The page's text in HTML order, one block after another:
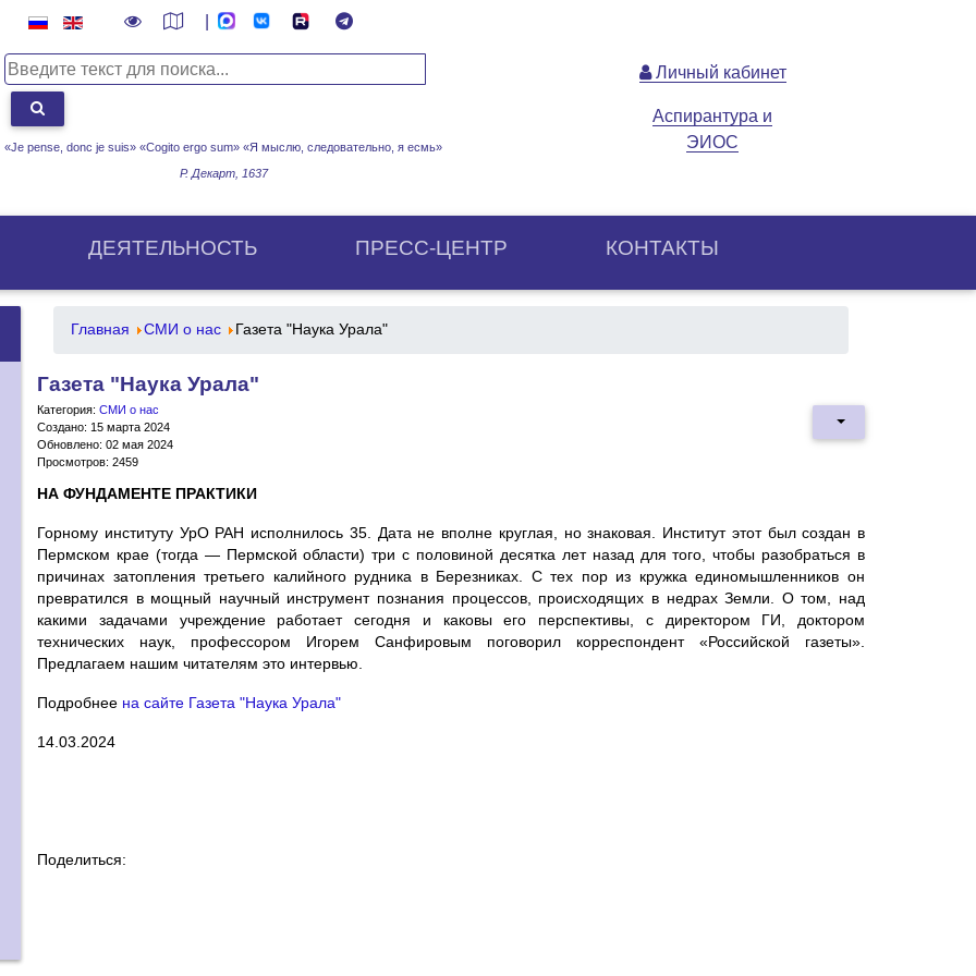
«Je pense, donc je suis» «Cogito ergo sum» «Я мыслю, следовательно, я есмь»
Р. Декарт, 1637
Личный кабинет
Аспирантура и
ЭИОС
ДЕЯТЕЛЬНОСТЬ ПРЕСС-ЦЕНТР КОНТАКТЫ
Главная СМИ о нас Газета "Наука Урала"
Газета "Наука Урала"
Категория: СМИ о нас
Создано: 15 марта 2024
Обновлено: 02 мая 2024
Просмотров: 2459
НА ФУНДАМЕНТЕ ПРАКТИКИ
Горному институту УрО РАН исполнилось 35. Дата не вполне круглая, но знаковая. Институт этот был создан в
Пермском крае (тогда — Пермской области) три с половиной десятка лет назад для того, чтобы разобраться в
причинах затопления третьего калийного рудника в Березниках. С тех пор из кружка единомышленников он
превратился в мощный научный инструмент познания процессов, происходящих в недрах Земли. О том, над
какими задачами учреждение работает сегодня и каковы его перспективы, с директором ГИ, доктором
технических наук, профессором Игорем Санфировым поговорил корреспондент «Российской газеты».
Предлагаем нашим читателям это интервью.
Подробнее на сайте Газета "Наука Урала"
14.03.2024
Поделиться: